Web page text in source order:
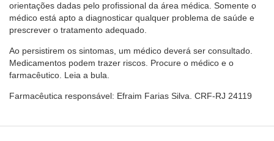
orientações dadas pelo profissional da área médica. Somente o
médico está apto a diagnosticar qualquer problema de saúde e
prescrever o tratamento adequado.
Ao persistirem os sintomas, um médico deverá ser consultado.
Medicamentos podem trazer riscos. Procure o médico e o
farmacêutico. Leia a bula.
Farmacêutica responsável: Efraim Farias Silva. CRF-RJ 24119